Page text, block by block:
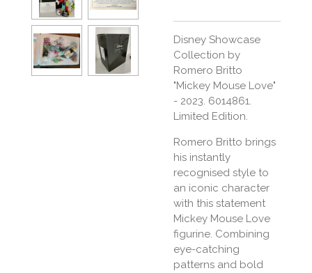
Disney Showcase
Collection by
Romero Britto
"Mickey Mouse Love"
- 2023. 6014861.
Limited Edition.
Romero Britto brings
his instantly
recognised style to
an iconic character
with this statement
Mickey Mouse Love
figurine. Combining
eye-catching
patterns and bold